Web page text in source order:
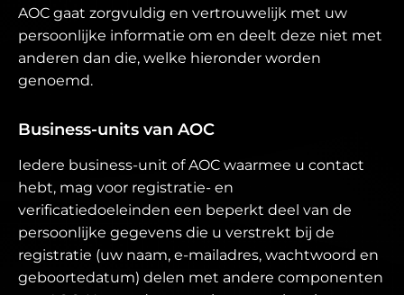
AOC gaat zorgvuldig en vertrouwelijk met uw
persoonlijke informatie om en deelt deze niet met
anderen dan die, welke hieronder worden
genoemd.
Business-units van AOC
Iedere business-unit of AOC waarmee u contact
hebt, mag voor registratie- en
verificatiedoeleinden een beperkt deel van de
persoonlijke gegevens die u verstrekt bij de
registratie (uw naam, e-mailadres, wachtwoord en
geboortedatum) delen met andere componenten